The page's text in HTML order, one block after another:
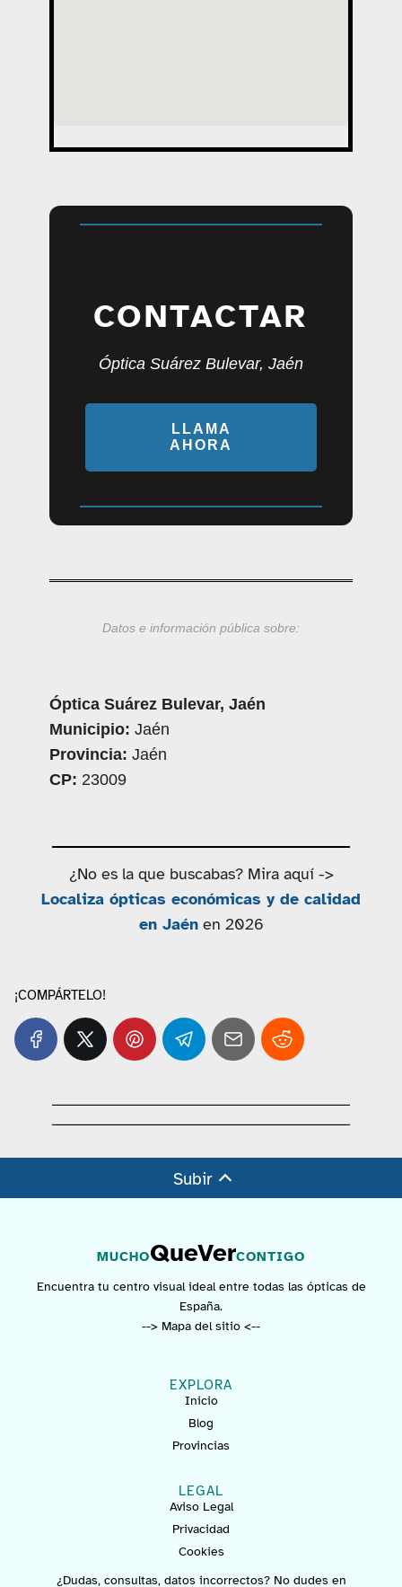
CONTACTAR
Óptica Suárez Bulevar, Jaén
LLAMA
AHORA
Datos e información pública sobre:
Óptica Suárez Bulevar, Jaén
Municipio: Jaén
Provincia: Jaén
CP: 23009
¿No es la que buscabas? Mira aquí ->
Localiza ópticas económicas y de calidad
en Jaénen 2026
¡COMPÁRTELO!
Subir
MUCHOQueVerCONTIGO
Encuentra tu centro visual ideal entre todas las ópticas de
España.
--> Mapa del sitio <--
EXPLORA
Inicio
Blog
Provincias
LEGAL
Aviso Legal
Privacidad
Cookies
¿Dudas, consultas, datos incorrectos? No dudes en